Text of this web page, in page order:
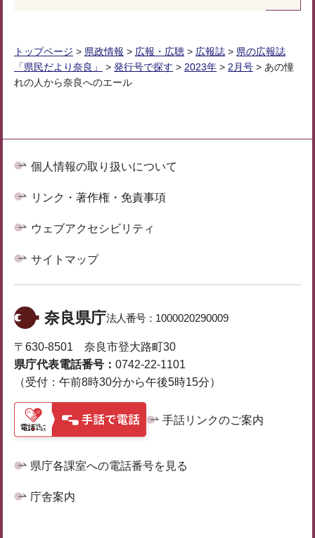
トップページ > 県政情報 > 広報・広聴 > 広報誌 > 県の広報誌
「県民だより奈良」
> 発行号で探す > 2023年 > 2月号 > あの憧
れの人から奈良へのエール
個人情報の取り扱いについて
リンク・著作権・免責事項
ウェブアクセシビリティ
サイトマップ
奈良県庁法人番号： 1000020290009
〒630-8501 奈良市登大路町30
県庁代表電話番号： 0742-22-1101
（受付：午前8時30分から午後5時15分）
手話リンクのご案内
県庁各課室への電話番号を見る
庁舎案内